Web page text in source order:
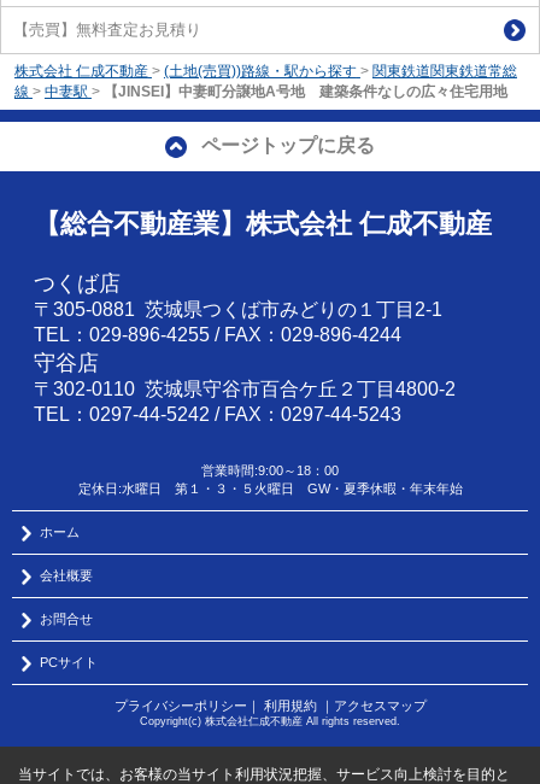
【売買】無料査定お見積り
株式会社 仁成不動産 > (土地(売買))路線・駅から探す > 関東鉄道関東鉄道常総
線 > 中妻駅 > 【JINSEI】中妻町分譲地A号地 建築条件なしの広々住宅用地
ページトップに戻る
【総合不動産業】株式会社 仁成不動産
つくば店
〒305-0881 茨城県つくば市みどりの１丁目2-1
TEL：029-896-4255 / FAX：029-896-4244
守谷店
〒302-0110 茨城県守谷市百合ケ丘２丁目4800-2
TEL：0297-44-5242 / FAX：0297-44-5243
営業時間:9:00～18：00
定休日:水曜日 第１・３・５火曜日 GW・夏季休暇・年末年始
ホーム
会社概要
お問合せ
PCサイト
プライバシーポリシー ｜ 利用規約｜ アクセスマップ
Copyright(c) 株式会社仁成不動産 All rights reserved.
当サイトでは、お客様の当サイト利用状況把握、サービス向上検討を目的と